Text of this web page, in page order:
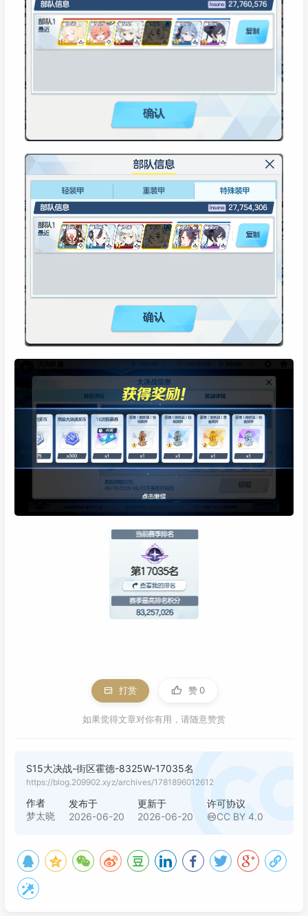
打赏 赞 0
如果觉得文章对你有用，请随意赞赏
S15大决战-街区霍德-8325W-17035名
https://blog.209902.xyz/archives/1781896012612
作者
梦太晓
发布于
2026-06-20
更新于
2026-06-20
许可协议
CC BY 4.0